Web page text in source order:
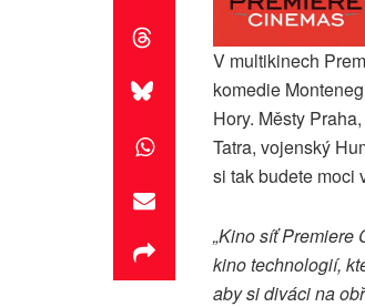
V multikinech
komedie
Hory. Městy
Tatra, vojenský
si tak budete moci
„Kino síť
kino technologií,
aby si diváci na